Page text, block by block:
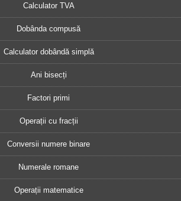
Calculator TVA
Dobânda compusă
Calculator dobândă simplă
Ani bisecți
Factori primi
Operații cu fracții
Conversii numere binare
Numerale romane
Operații matematice